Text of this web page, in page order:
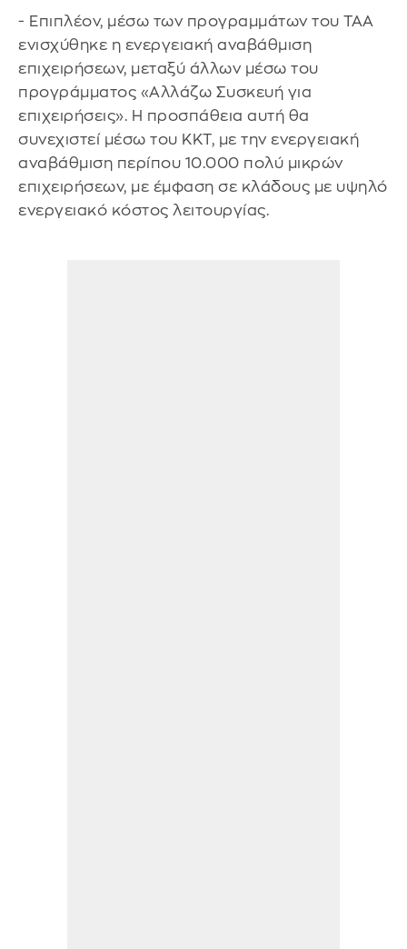
- Επιπλέον, μέσω των προγραμμάτων του ΤΑΑ
ενισχύθηκε η ενεργειακή αναβάθμιση
επιχειρήσεων, μεταξύ άλλων μέσω του
προγράμματος «Αλλάζω Συσκευή για
επιχειρήσεις». Η προσπάθεια αυτή θα
συνεχιστεί μέσω του ΚΚΤ, με την ενεργειακή
αναβάθμιση περίπου 10.000 πολύ μικρών
επιχειρήσεων, με έμφαση σε κλάδους με υψηλό
ενεργειακό κόστος λειτουργίας.